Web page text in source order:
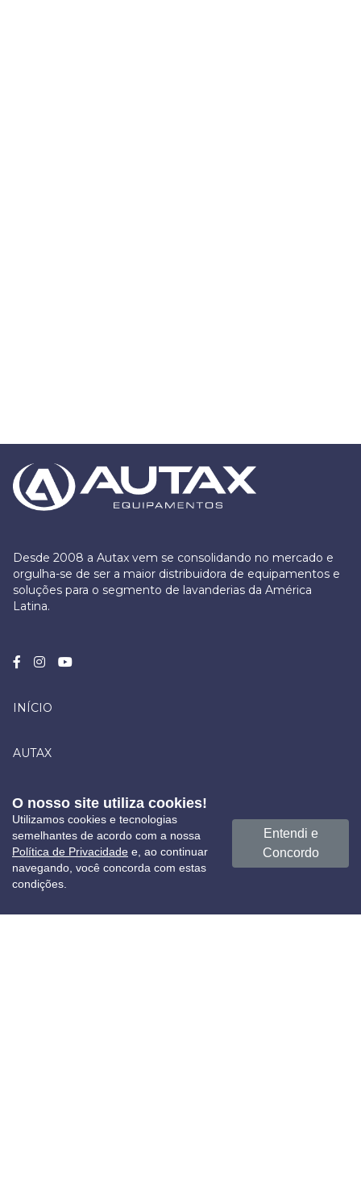
Categorias
Desde 2008 a Autax vem se consolidando no mercado e
orgulha-se de ser a maior distribuidora de equipamentos e
soluções para o segmento de lavanderias da América
Latina.
INÍCIO
AUTAX
CONTATO
EQUIPAMENTOS
Lavadoras e secadoras autosserviço
Lavadoras
O nosso site utiliza cookies!
Utilizamos cookies e tecnologias
semelhantes de acordo com a nossa
Política de Privacidade e, ao continuar
navegando, você concorda com estas
condições.
Entendi e
Concordo